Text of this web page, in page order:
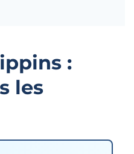
:
les